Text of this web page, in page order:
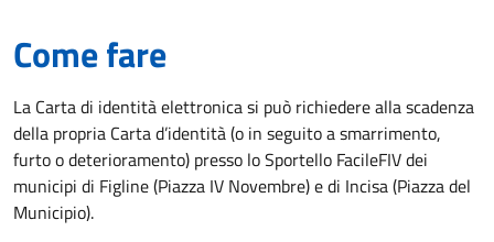
Come fare
La Carta di identità elettronica si può richiedere alla scadenza
della propria Carta d’identità (o in seguito a smarrimento,
furto o deterioramento) presso lo Sportello FacileFIV dei
municipi di Figline (Piazza IV Novembre) e di Incisa (Piazza del
Municipio).